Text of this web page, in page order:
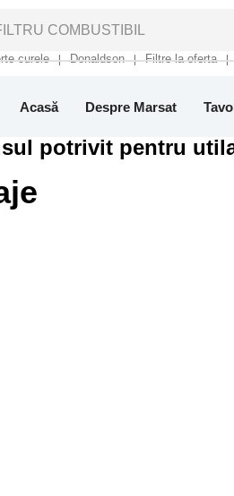
COMBUSTIBIL
curele ❘ Donaldson ❘ Filtre la oferta ❘
Acasă Despre Marsat
potrivit pentru